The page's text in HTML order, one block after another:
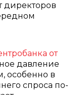
директоров
от
давление
особенно в
спроса по-